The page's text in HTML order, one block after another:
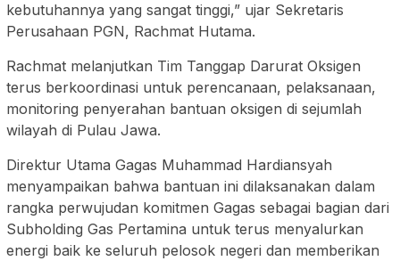
kebutuhannya yang sangat tinggi,” ujar Sekretaris
Perusahaan PGN, Rachmat Hutama.
Rachmat melanjutkan Tim Tanggap Darurat Oksigen
terus berkoordinasi untuk perencanaan, pelaksanaan,
monitoring penyerahan bantuan oksigen di sejumlah
wilayah di Pulau Jawa.
Direktur Utama Gagas Muhammad Hardiansyah
menyampaikan bahwa bantuan ini dilaksanakan dalam
rangka perwujudan komitmen Gagas sebagai bagian dari
Subholding Gas Pertamina untuk terus menyalurkan
energi baik ke seluruh pelosok negeri dan memberikan